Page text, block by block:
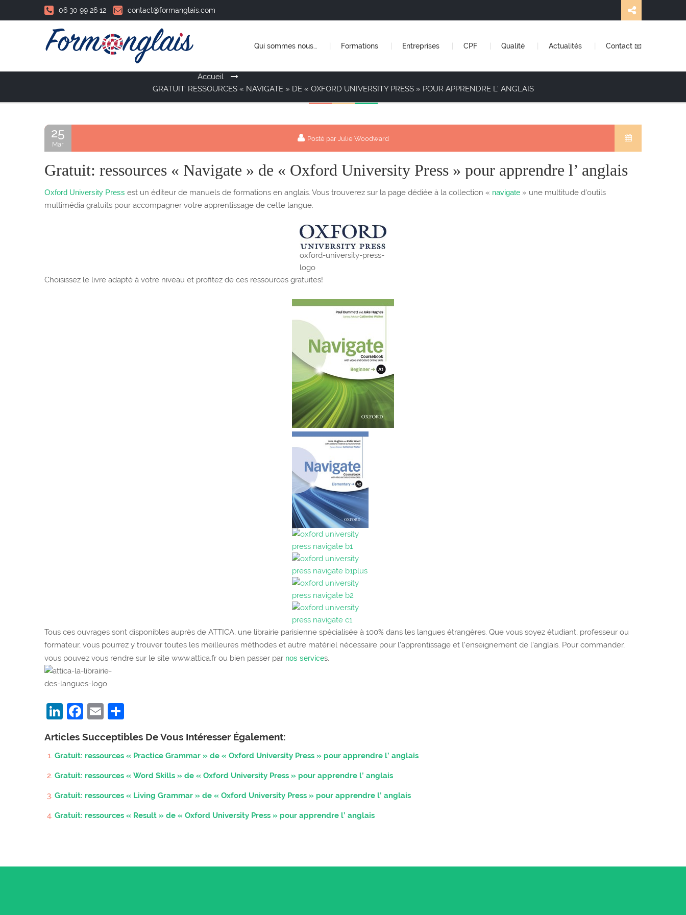
06 30 99 26 12 contact@formanglais.com
Qui sommes nous… Formations Entreprises CPF Qualité Actualités Contact 📧
Accueil
GRATUIT: RESSOURCES « NAVIGATE » DE « OXFORD UNIVERSITY PRESS » POUR APPRENDRE L’ ANGLAIS
25
Mar
Posté par Julie Woodward
Gratuit: ressources « Navigate » de « Oxford University Press » pour apprendre l’ anglais
Oxford University Press est un éditeur de manuels de formations en anglais. Vous trouverez sur la page dédiée à la collection « navigate » une multitude d’outils
multimédia gratuits pour accompagner votre apprentissage de cette langue.
oxford-university-press-
logo
Choisissez le livre adapté à votre niveau et profitez de ces ressources gratuites!
Tous ces ouvrages sont disponibles auprès de ATTICA, une librairie parisienne spécialisée à 100% dans les langues étrangères. Que vous soyez étudiant, professeur ou
formateur, vous pourrez y trouver toutes les meilleures méthodes et autre matériel nécessaire pour l’apprentissage et l’enseignement de l’anglais. Pour commander,
vous pouvez vous rendre sur le site www.attica.fr ou bien passer par nos services.
LinkedIn
Facebook
Email
Articles Succeptibles De Vous Intéresser Également:
Gratuit: ressources « Practice Grammar » de « Oxford University Press » pour apprendre l’ anglais
Gratuit: ressources « Word Skills » de « Oxford University Press » pour apprendre l’ anglais
Gratuit: ressources « Living Grammar » de « Oxford University Press » pour apprendre l’ anglais
Gratuit: ressources « Result » de « Oxford University Press » pour apprendre l’ anglais